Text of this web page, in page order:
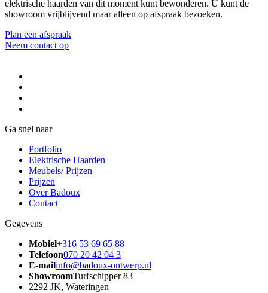
elektrische haarden van dit moment kunt bewonderen. U kunt de
showroom vrijblijvend maar alleen op afspraak bezoeken.
Plan een afspraak
Neem contact op
Ga snel naar
Portfolio
Elektrische Haarden
Meubels/ Prijzen
Prijzen
Over Badoux
Contact
Gegevens
Mobiel+316 53 69 65 88
Telefoon070 20 42 04 3
E-mailinfo@badoux-ontwerp.nl
ShowroomTurfschipper 83
2292 JK, Wateringen